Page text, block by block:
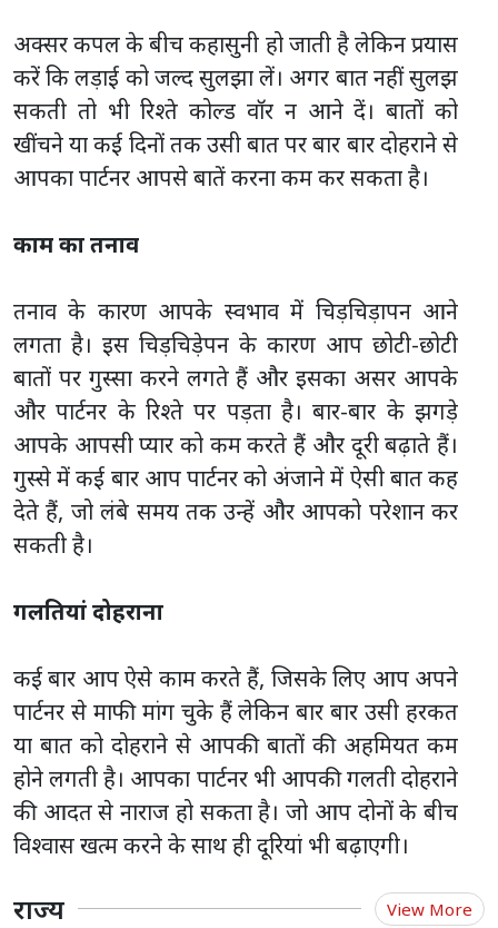
अक्सर कपल के बीच कहासुनी हो जाती है लेकिन प्रयास
करें कि लड़ाई को जल्द सुलझा लें। अगर बात नहीं सुलझ
सकती तो भी रिश्ते कोल्ड वाॅर न आने दें। बातों को
खींचने या कई दिनों तक उसी बात पर बार बार दोहराने से
आपका पार्टनर आपसे बातें करना कम कर सकता है।
काम का तनाव
तनाव के कारण आपके स्वभाव में चिड़चिड़ापन आने
लगता है। इस चिड़चिड़ेपन के कारण आप छोटी-छोटी
बातों पर गुस्सा करने लगते हैं और इसका असर आपके
और पार्टनर के रिश्ते पर पड़ता है। बार-बार के झगड़े
आपके आपसी प्यार को कम करते हैं और दूरी बढ़ाते हैं।
गुस्से में कई बार आप पार्टनर को अंजाने में ऐसी बात कह
देते हैं, जो लंबे समय तक उन्हें और आपको परेशान कर
सकती है।
गलतियां दोहराना
कई बार आप ऐसे काम करते हैं, जिसके लिए आप अपने
पार्टनर से माफी मांग चुके हैं लेकिन बार बार उसी हरकत
या बात को दोहराने से आपकी बातों की अहमियत कम
होने लगती है। आपका पार्टनर भी आपकी गलती दोहराने
की आदत से नाराज हो सकता है। जो आप दोनों के बीच
विश्वास खत्म करने के साथ ही दूरियां भी बढ़ाएगी।
राज्य View More